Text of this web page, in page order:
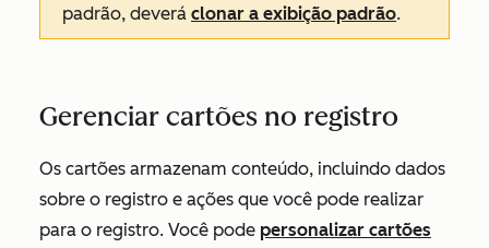
padrão, deverá clonar a exibição padrão.
Gerenciar cartões no registro
Os cartões armazenam conteúdo, incluindo dados
sobre o registro e ações que você pode realizar
para o registro. Você pode personalizar cartões